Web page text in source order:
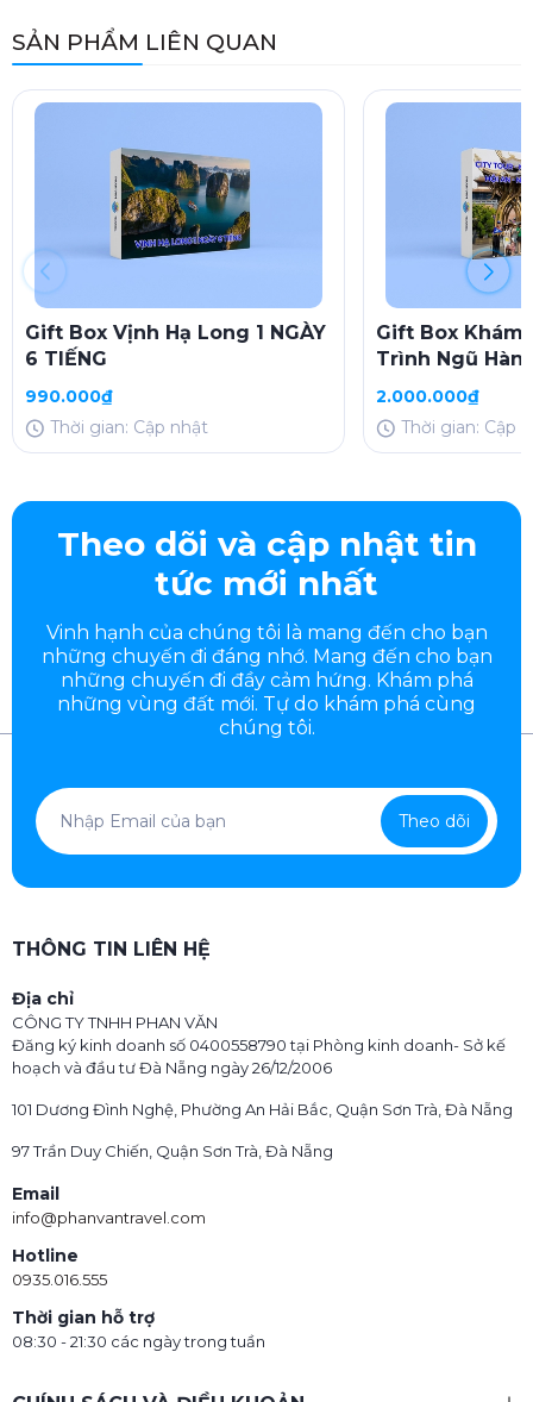
SẢN PHẨM LIÊN QUAN
Gift Box Vịnh Hạ Long 1 NGÀY
6 TIẾNG
990.000₫
Thời gian: Cập nhật
Gift Box Khám
Trình Ngũ
Dừa - Hội An -
Bà Nà Hills
2.000.000₫
Thời gian: Cập
Theo dõi và cập nhật tin
tức mới nhất
Vinh hạnh của chúng tôi là mang đến cho bạn
những chuyến đi đáng nhớ. Mang đến cho bạn
những chuyến đi đầycảm hứng. Khám phá
những vùng đất mới. Tự do khám phá cùng
chúng tôi.
Theo dõi
THÔNG TIN LIÊN HỆ
Địa chỉ
CÔNG TY TNHH PHAN VĂN
Đăng ký kinh doanh số 0400558790 tại Phòng kinh doanh- Sở kế
hoạch và đầu tư Đà Nẵng ngày 26/12/2006
101 Dương Đình Nghệ, Phường An Hải Bắc, Quận Sơn Trà, Đà Nẵng
97 Trần Duy Chiến, Quận Sơn Trà, Đà Nẵng
Email
info@phanvantravel.com
Hotline
0935.016.555
Thời gian hỗ trợ
08:30 - 21:30 các ngày trong tuần